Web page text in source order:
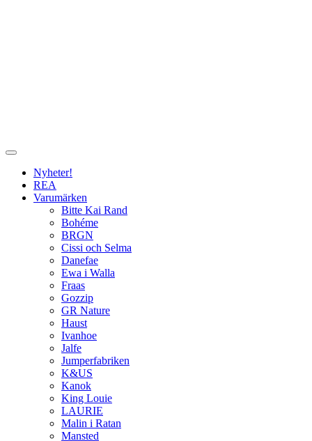
Nyheter!
REA
Varumärken
Bitte Kai Rand
Bohéme
BRGN
Cissi och Selma
Danefae
Ewa i Walla
Fraas
Gozzip
GR Nature
Haust
Ivanhoe
Jalfe
Jumperfabriken
K&US
Kanok
King Louie
LAURIE
Malin i Ratan
Mansted